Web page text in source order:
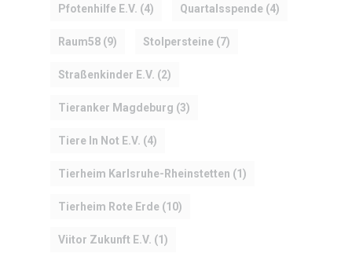
Pfotenhilfe E.V. (4) Quartalsspende (4)
Raum58 (9) Stolpersteine (7)
Straßenkinder E.V. (2)
Tieranker Magdeburg (3)
Tiere In Not E.V. (4)
Tierheim Karlsruhe-Rheinstetten (1)
Tierheim Rote Erde (10)
Viitor Zukunft E.V. (1)